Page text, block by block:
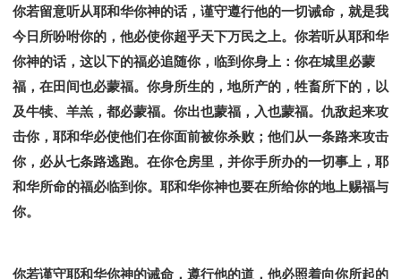
你若留意听从耶和华你神的话，谨守遵行他的一切诫命，就是我
今日所吩咐你的，他必使你超乎天下万民之上。你若听从耶和华
你神的话，这以下的福必追随你，临到你身上：你在城里必蒙
福，在田间也必蒙福。你身所生的，地所产的，牲畜所下的，以
及牛犊、羊羔，都必蒙福。你出也蒙福，入也蒙福。仇敌起来攻
击你，耶和华必使他们在你面前被你杀败；他们从一条路来攻击
你，必从七条路逃跑。在你仓房里，并你手所办的一切事上，耶
和华所命的福必临到你。耶和华你神也要在所给你的地上赐福与
你。
你若谨守耶和华你神的诫命，遵行他的道，他必照着向你所起的